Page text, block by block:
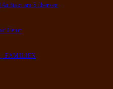
am Silbersee
Feuer
| FAMILIEN